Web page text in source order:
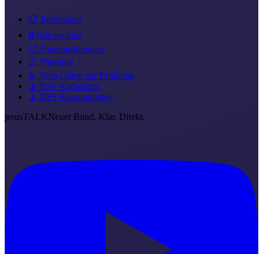
📋 Impressum
🔒 Datenschutz
📑 Nutzungshinweis
⚠️ Warnung
💫 Vom Odem zur Erfüllung
📡 RSS Andachten
📡 RSS Kurzpredigten
jesusTALKNeuer Bund. Klar. Direkt.